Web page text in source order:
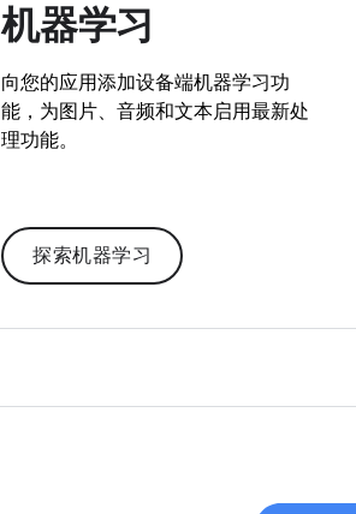
机器学习
向您的应用添加设备端机器学习功
能，为图片、音频和文本启用最新处
理功能。
探索机器学习